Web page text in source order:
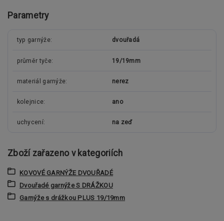
Parametry
typ garnýže dvouřadá
průměr tyče 19/19mm
materiál garnýže nerez
kolejnice ano
uchycení na zeď
Zboží zařazeno v kategoriích
KOVOVÉ GARNÝŽE DVOUŘADÉ
Dvouřadé garnýže S DRÁŽKOU
Garnýže s drážkou PLUS 19/19mm